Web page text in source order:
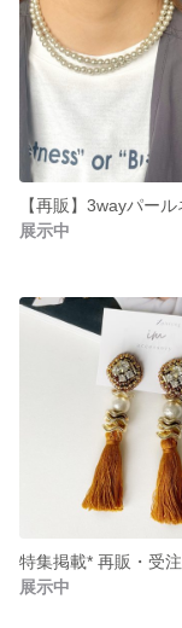
展示中
展示中